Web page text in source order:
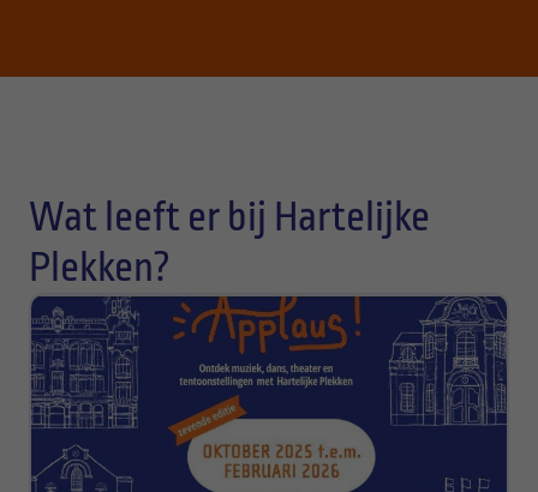
Societea
Zusjes De Boer
Wat leeft er bij Hartelijke
Plekken?